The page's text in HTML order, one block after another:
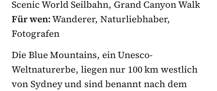
Scenic World Seilbahn, Grand Canyon Walk
Für wen:Wanderer, Naturliebhaber,
Fotografen
Die Blue Mountains, ein Unesco-
Weltnaturerbe, liegen nur 100 km westlich
von Sydney und sind benannt nach dem